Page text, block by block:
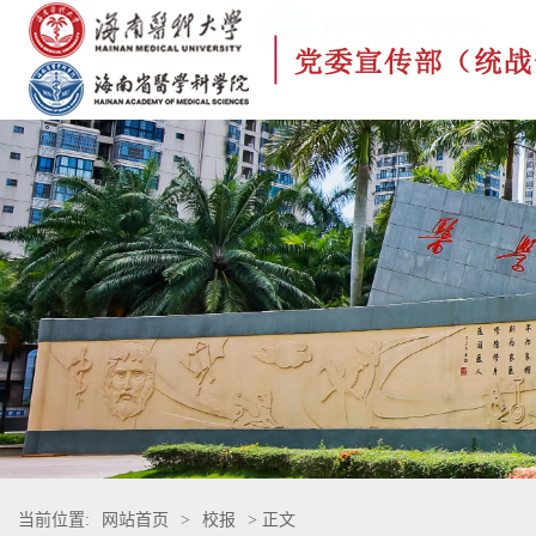
当前位置: 网站首页 > 校报 > 正文